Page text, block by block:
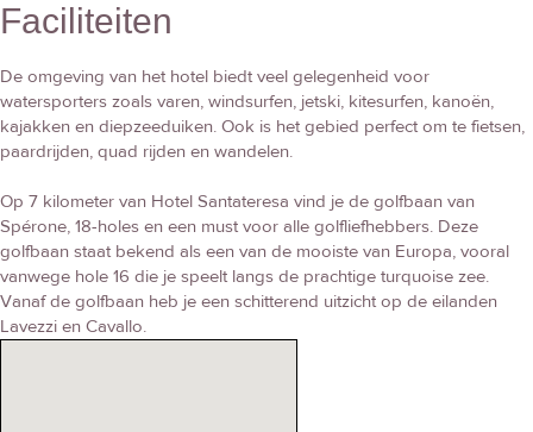
Faciliteiten
De omgeving van het hotel biedt veel gelegenheid voor
watersporters zoals varen, windsurfen, jetski, kitesurfen, kanoën,
kajakken en diepzeeduiken. Ook is het gebied perfect om te fietsen,
paardrijden, quad rijden en wandelen.
Op 7 kilometer van Hotel Santateresa vind je de golfbaan van
Spérone, 18-holes en een must voor alle golfliefhebbers. Deze
golfbaan staat bekend als een van de mooiste van Europa, vooral
vanwege hole 16 die je speelt langs de prachtige turquoise zee.
Vanaf de golfbaan heb je een schitterend uitzicht op de eilanden
Lavezzi en Cavallo.